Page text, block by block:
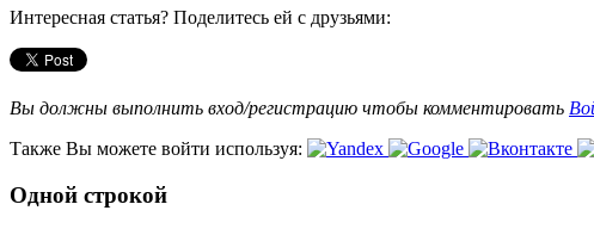
Интересная статья? Поделитесь ей с друзьями:
Вы должны выполнить вход/регистрацию чтобы комментировать
Также Вы можете войти используя:
Одной строкой